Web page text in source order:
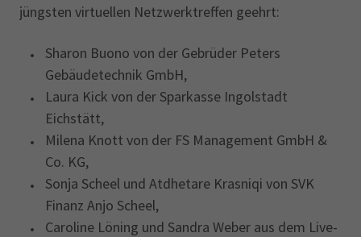
jüngsten virtuellen Netzwerktreffen geehrt:
Sharon Buono von der Gebrüder Peters
Gebäudetechnik GmbH,
Laura Kick von der Sparkasse Ingolstadt
Eichstätt,
Milena Knott von der FS Management GmbH &
Co. KG,
Sonja Scheel und Atdhetare Krasniqi von SVK
Finanz Anjo Scheel,
Caroline Löning und Sandra Weber aus dem Live-